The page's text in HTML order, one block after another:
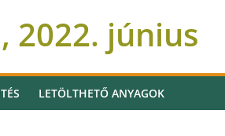
2022. június
LETÖLTHETŐ ANYAGOK